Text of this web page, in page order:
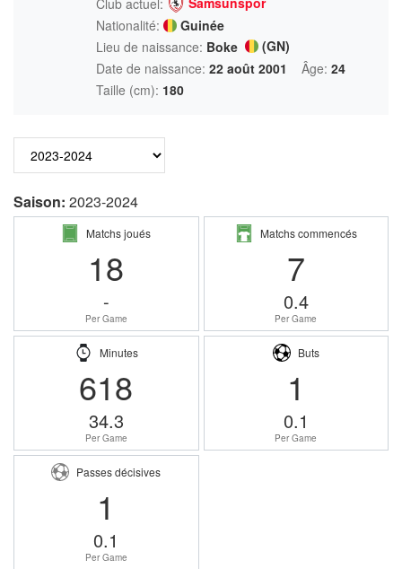
Nationalité:
Guinée
Lieu de naissance: Boke
(GN)
Date de naissance: 22 août 2001 Âge: 24
Taille (cm): 180
Saison: 2023-2024
Matchs joués
18
-
Per Game
Matchs commencés
7
0.4
Per Game
Minutes
618
34.3
Per Game
Buts
1
0.1
Per Game
Passes décisives
1
0.1
Per Game